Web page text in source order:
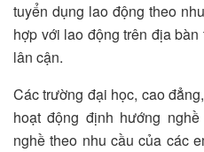
tuyển dụng lao động theo
hợp với lao động trên địa
lân cận.
Các trường đại học, cao
hoạt động định hướng
nghề theo nhu cầu của các